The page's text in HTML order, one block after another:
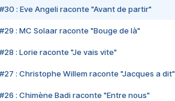
#30 : Eve Angeli raconte "Avant de partir"
#29 : MC Solaar raconte "Bouge de là"
#28 : Lorie raconte "Je vais vite"
#27 : Christophe Willem raconte "Jacques a dit"
#26 : Chimène Badi raconte "Entre nous"